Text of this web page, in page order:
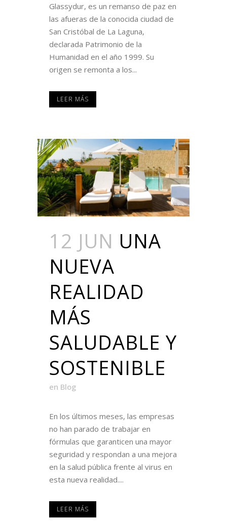
Glassydur, es un remanso de paz en
las afueras de la conocida ciudad de
San Cristóbal de La Laguna,
declarada Patrimonio de la
Humanidad en el año 1999. Su
origen se remonta a los...
LEER MÁS
12 JUN UNA
NUEVA
REALIDAD
MÁS
SALUDABLE Y
SOSTENIBLE
en Blog
En los últimos meses, las empresas
no han parado de trabajar en
fórmulas que garanticen una mayor
seguridad y respondan a una mejora
en la salud pública frente al virus en
esta nueva realidad....
LEER MÁS